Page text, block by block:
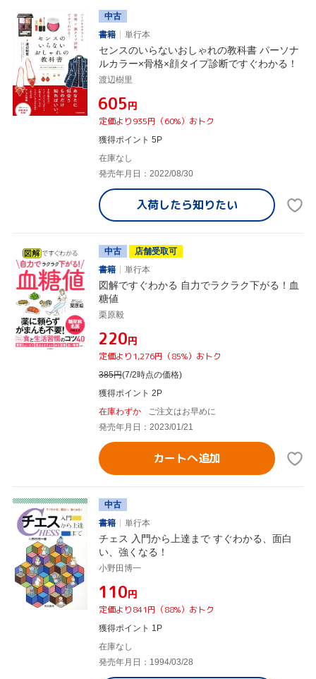
中古
書籍
単行本
センスのいらないおしゃれの教科書 パーソナ
ルカラー×骨格×顔タイプ診断ですぐわかる！
渡辺樹里
¥605円
定価より935円（60%）おトク
獲得ポイント 5P
在庫なし
発売年月日：2022/08/30
入荷したら知りたい
中古
店舗受取可
書籍
単行本
図解ですぐわかる 自力でラクラク下がる！血
糖値
栗原毅
¥220円
定価より1,276円（85%）おトク
385円(7/2時点の価格)
獲得ポイント 2P
在庫わずか
ご注文はお早めに
発売年月日：2023/01/21
カートへ追加
中古
書籍
単行本
チェス 入門から上達まで すぐわかる、面白
い、強くなる！
小野田博一
¥110円
定価より841円（88%）おトク
獲得ポイント 1P
在庫なし
発売年月日：1994/03/28